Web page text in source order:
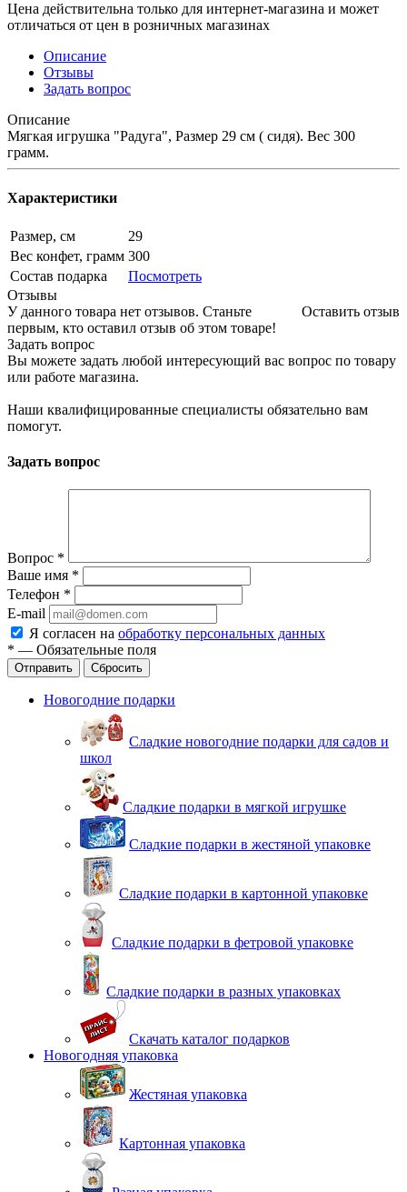
Цена действительна только для интернет-магазина и может
отличаться от цен в розничных магазинах
Описание
Отзывы
Задать вопрос
Описание
Мягкая игрушка "Радуга", Размер 29 см ( сидя). Вес 300
грамм.
Характеристики
Размер, см
29
Вес конфет, грамм 300
Состав подарка
Посмотреть
Отзывы
Оставить отзыв
У данного товара нет отзывов. Станьте
первым, кто оставил отзыв об этом товаре!
Задать вопрос
Вы можете задать любой интересующий вас вопрос по товару
или работе магазина.
Наши квалифицированные специалисты обязательно вам
помогут.
Задать вопрос
Вопрос *
Ваше имя *
Телефон *
E-mail
Я согласен на обработку персональных данных
* — Обязательные поля
Отправить Сбросить
Новогодние подарки
Сладкие новогодние подарки для садов и
школ
Сладкие подарки в мягкой игрушке
Сладкие подарки в жестяной упаковке
Сладкие подарки в картонной упаковке
Сладкие подарки в фетровой упаковке
Сладкие подарки в разных упаковках
Скачать каталог подарков
Новогодняя упаковка
Жестяная упаковка
Картонная упаковка